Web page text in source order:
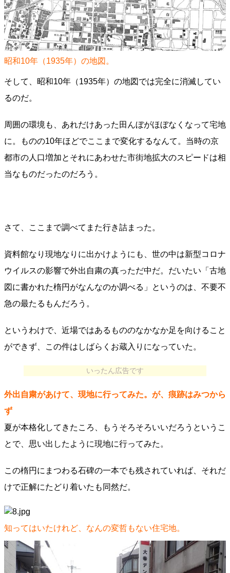
昭和10年（1935年）の地図。
そして、昭和10年（1935年）の地図では完全に消滅してい
るのだ。
周囲の環境も、あれだけあった田んぼがほぼなくなって宅地
に。ものの10年ほどでここまで変化するなんて。当時の京
都市の人口増加とそれにあわせた市街地拡大のスピードは相
当なものだったのだろう。
さて、ここまで調べてまた行き詰まった。
資料館なり現地なりに出かけようにも、世の中は新型コロナ
ウイルスの影響で外出自粛の真っただ中だ。だいたい「古地
図に書かれた楕円がなんなのか調べる」というのは、不要不
急の最たるもんだろう。
というわけで、近場ではあるもののなかなか足を向けること
ができず、この件はしばらくお蔵入りになっていた。
いったん広告です
外出自粛があけて、現地に行ってみた。が、痕跡はみつから
ず
夏が本格化してきたころ、もうそろそろいいだろうというこ
とで、思い出したように現地に行ってみた。
この楕円にまつわる石碑の一本でも残されていれば、それだ
けで正解にたどり着いたも同然だ。
知ってはいたけれど、なんの変哲もない住宅地。